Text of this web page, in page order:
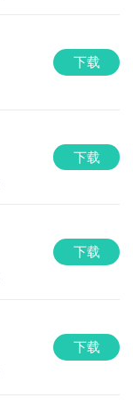
下载
下载
下载
下载